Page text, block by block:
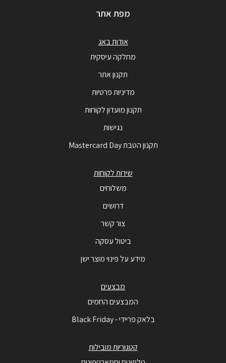
מפת אתר
אודות באג
מחלקה עיסקית
תקנון אתר
מדיניות פרטיות
תקנון מועדון לקוחות
נגישות
תקנון הטבת Mastercard Day
שירות לקוחות
משלוחים
דרושים
צור קשר
ביטול עסקה
מידע על פינוי מוצר ישן
מבצעים
המבצעים החמים
בלאק פריידי - Black Friday
קטגוריות מובילות